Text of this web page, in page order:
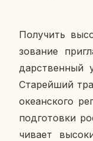
По­лу­чить
зо­ва­ние
дар­ствен­ный
Ста­рей­ший
оке­ан­ско­го
под­го­тов­ки
чи­ва­ет